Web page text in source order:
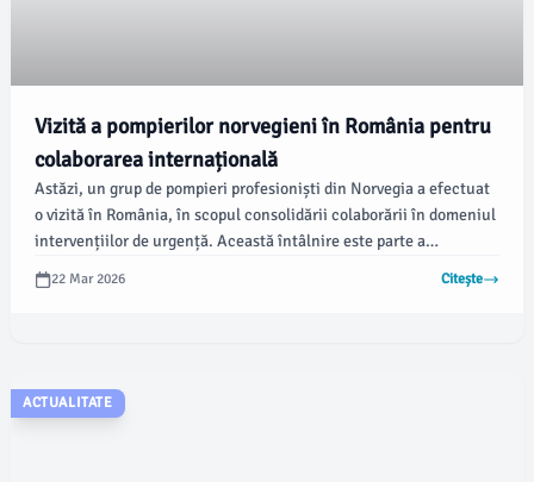
Vizită a pompierilor norvegieni în România pentru
colaborarea internațională
Astăzi, un grup de pompieri profesioniști din Norvegia a efectuat
o vizită în România, în scopul consolidării colaborării în domeniul
intervențiilor de urgență. Această întâlnire este parte a
eforturilor de a îmbunătăți schimbul de experiență între
structurile de intervenție din cele două țări.
22 Mar 2026 Citește
ACTUALITATE